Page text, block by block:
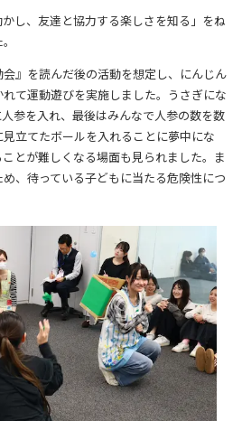
し、友達と協力する楽しさを知る」をね
』を読んだ後の活動を想定し、にんじん
て運動遊びを実施しました。うさぎにな
参を入れ、最後はみんなで人参の数を数
立てたボールを入れることに夢中にな
とが難しくなる場面も見られました。ま
、待っている子どもに当たる危険性につ